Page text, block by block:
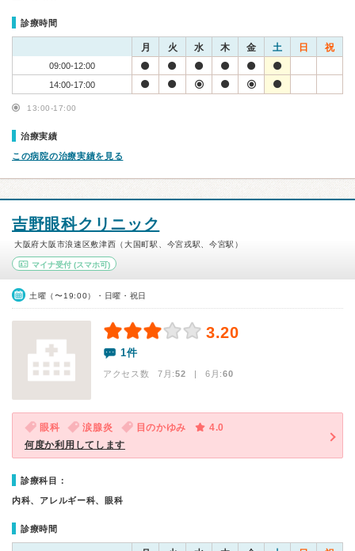
診療時間
月 火 水 木 金 土 日 祝
09:00-12:00
14:00-17:00
13:00-17:00
治療実績
この病院の治療実績を見る
吉野眼科クリニック
大阪府大阪市浪速区敷津西（大国町駅、今宮戎駅、今宮駅）
マイナ受付 (スマホ可)
土曜（〜19:00）・日曜・祝日
3.20
1件
アクセス数 7月:52 | 6月:60
眼科 涙腺炎 目のかゆみ
4.0
何度か利用してします
診療科目：
内科、アレルギー科、眼科
診療時間